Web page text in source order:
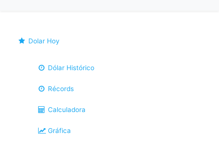
Dolar Hoy
Dólar Histórico
Récords
Calculadora
Gráfica